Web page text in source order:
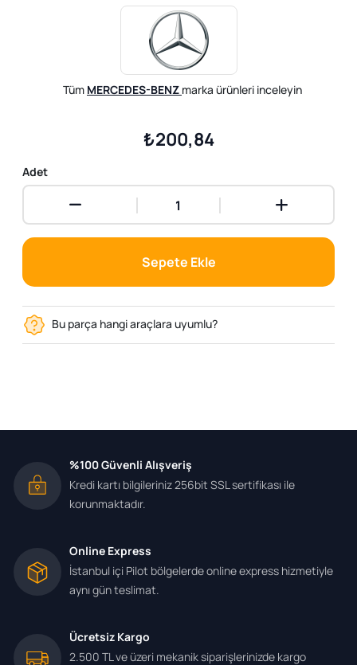
Tüm MERCEDES-BENZ marka ürünleri inceleyin
₺200,84
Adet
Sepete Ekle
Bu parça hangi araçlara uyumlu?
%100 Güvenli Alışveriş
Kredi kartı bilgileriniz 256bit SSL sertifikası ile
korunmaktadır.
Online Express
İstanbul içi Pilot bölgelerde online express hizmetiyle
aynı gün teslimat.
Ücretsiz Kargo
2.500 TL ve üzeri mekanik siparişlerinizde kargo